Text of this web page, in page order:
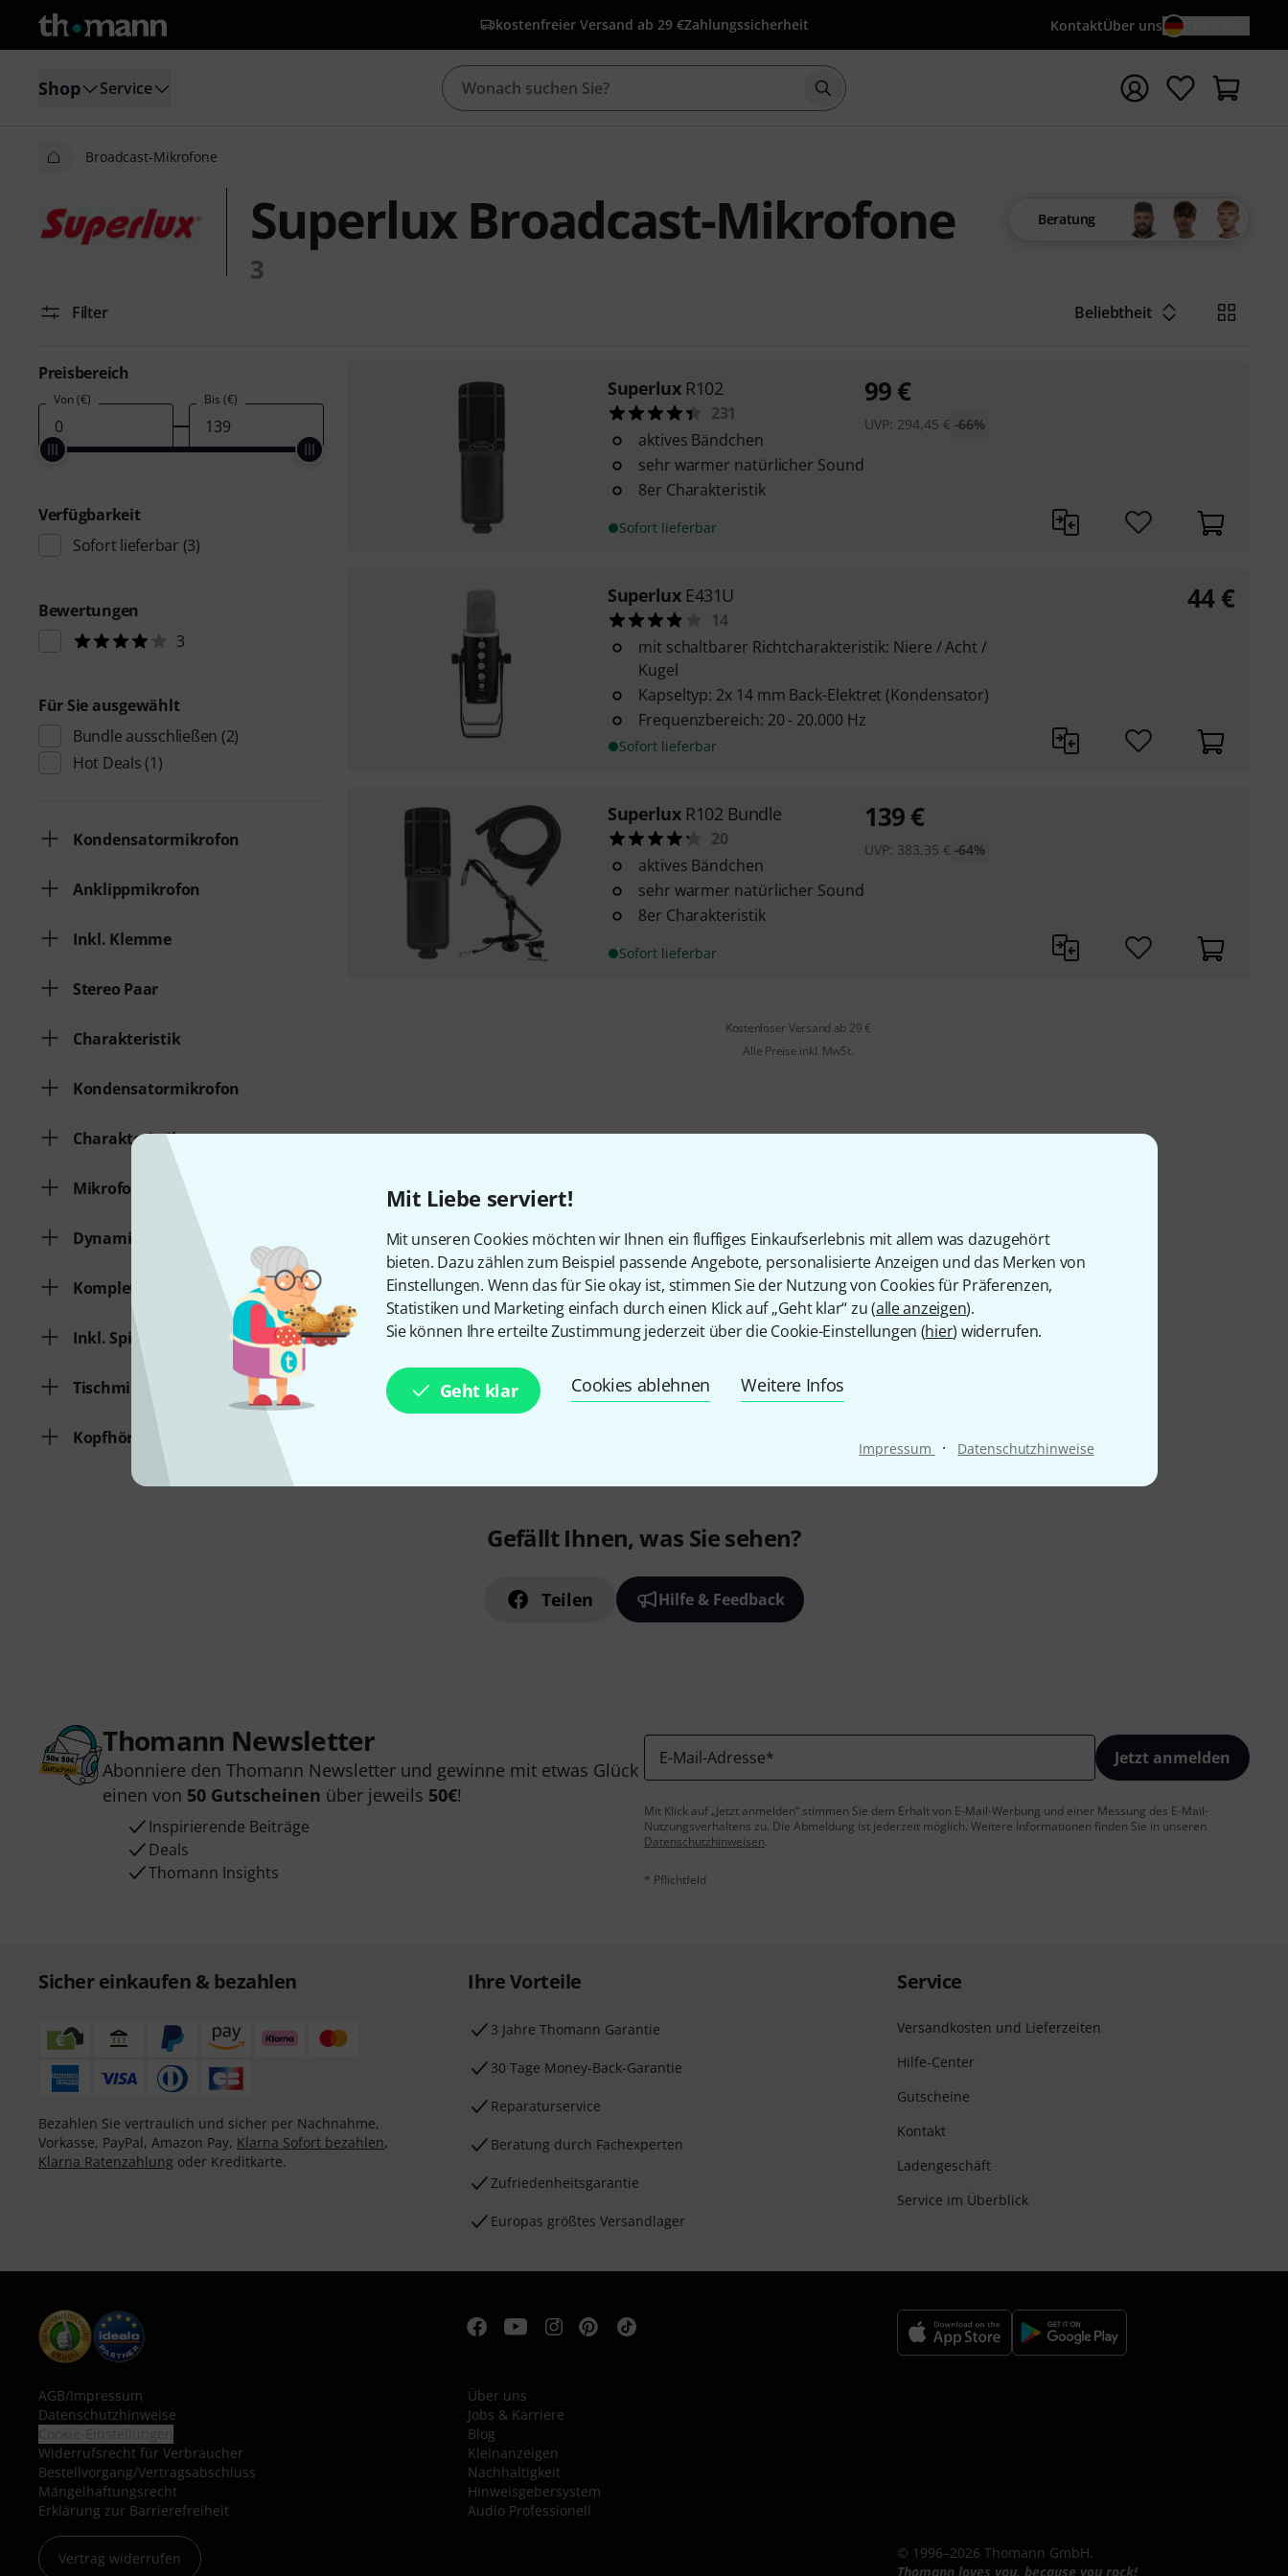
Mit Liebe serviert!
Mit unseren Cookies möchten wir Ihnen ein fluffiges Einkaufserlebnis mit allem was dazugehört
bieten. Dazu zählen zum Beispiel passende Angebote, personalisierte Anzeigen und das Merken von
Einstellungen. Wenn das für Sie okay ist, stimmen Sie der Nutzung von Cookies für Präferenzen,
Statistiken und Marketing einfach durch einen Klick auf „Geht klar“ zu (alle anzeigen).
Sie können Ihre erteilte Zustimmung jederzeit über die Cookie-Einstellungen (hier) widerrufen.
Geht klar Cookies ablehnen Weitere Infos
Impressum · Datenschutzhinweise
kostenfreier Versand ab 29 €Zahlungssicherheit KontaktÜber uns
Shop Service Suche mit Suchwort {searchTerm} starten
Broadcast-Mikrofone
Superlux Broadcast-Mikrofone
3
Beratung
Filter Beliebtheit
Preisbereich
Von (€) Bis (€)
Verfügbarkeit
Sofort lieferbar (3)
Bewertungen
3
Für Sie ausgewählt
Bundle ausschließen (2)
Hot Deals (1)
Kondensatormikrofon
Anklippmikrofon
Inkl. Klemme
Stereo Paar
Charakteristik
Kondensatormikrofon
Charakteristik
Mikrofonklammer
Dynamisches Mikrofon
Komplett Set
Inkl. Spinne
Tischmikrofon
Kopfhöreranschluss
Superlux R102
231
aktives Bändchen
sehr warmer natürlicher Sound
8er Charakteristik
Sofort lieferbar
99€
UVP: 294,45 € -66%
Superlux E431U
14
mit schaltbarer Richtcharakteristik: Niere / Acht /
Kugel
Kapseltyp: 2x 14 mm Back-Elektret (Kondensator)
Frequenzbereich: 20 - 20.000 Hz
Sofort lieferbar
44 €
Superlux R102 Bundle
20
aktives Bändchen
sehr warmer natürlicher Sound
8er Charakteristik
Sofort lieferbar
139€
UVP: 383,35 € -64%
Kostenloser Versand ab 29 €
Alle Preise inkl. MwSt.
Gefällt Ihnen, was Sie sehen?
Teilen Hilfe & Feedback
Thomann Newsletter
Abonniere den Thomann Newsletter und gewinne mit etwas Glück
einen von 50 Gutscheinen über jeweils 50€!
Inspirierende Beiträge
Deals
Thomann Insights
E-Mail-Adresse* Jetzt anmelden
Mit Klick auf „Jetzt anmelden“ stimmen Sie dem Erhalt von E-Mail-Werbung und einer Messung des E-Mail-
Nutzungsverhaltens zu. Die Abmeldung ist jederzeit möglich. Weitere Informationen finden Sie in unseren
Datenschutzhinweisen.
* Pflichtfeld
Sicher einkaufen & bezahlen
Bezahlen Sie vertraulich und sicher per Nachnahme,
Vorkasse, PayPal, Amazon Pay, Klarna Sofort bezahlen,
Klarna Ratenzahlung oder Kreditkarte.
Ihre Vorteile
3 Jahre Thomann Garantie
30 Tage Money-Back-Garantie
Reparaturservice
Beratung durch Fachexperten
Zufriedenheitsgarantie
Europas größtes Versandlager
Service
Versandkosten und Lieferzeiten
Hilfe-Center
Gutscheine
Kontakt
Ladengeschäft
Service im Überblick
AGB/Impressum
Datenschutzhinweise
Widerrufsrecht für Verbraucher
Bestellvorgang/Vertragsabschluss
Mängelhaftungsrecht
Erklärung zur Barrierefreiheit
Vertrag widerrufen
Über uns
Jobs & Karriere
Blog
Kleinanzeigen
Nachhaltigkeit
Hinweisgebersystem
Audio Professionell
© 1996–2026 Thomann GmbH.
Thomann loves you, because you rock!